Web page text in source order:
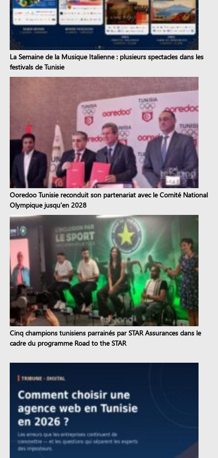
La Semaine de la Musique Italienne : plusieurs spectacles dans les
festivals de Tunisie
Ooredoo Tunisie reconduit son partenariat avec le Comité National
Olympique jusqu'en 2028
Cinq champions tunisiens parrainés par STAR Assurances dans le
cadre du programme Road to the STAR